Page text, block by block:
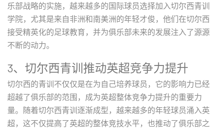
乐部战略的实施，越来越多的国际球员选择加入切尔西青训
学院，尤其是来自非洲和南美洲的年轻才俊，他们在切尔西
接受精英化的足球教育，并为俱乐部未来的发展注入了源源
不断的动力。
3、切尔西青训推动英超竞争力提升
切尔西的青训不仅仅是在为自己培养球员，它的影响力已经
超越了俱乐部的范围，成为英超整体竞争力提升的重要力
量。随着切尔西青训逐渐成型，越来越多的年轻球员涌入英
超，这不仅提高了英超的整体竞技水平，也推动了俱乐部之